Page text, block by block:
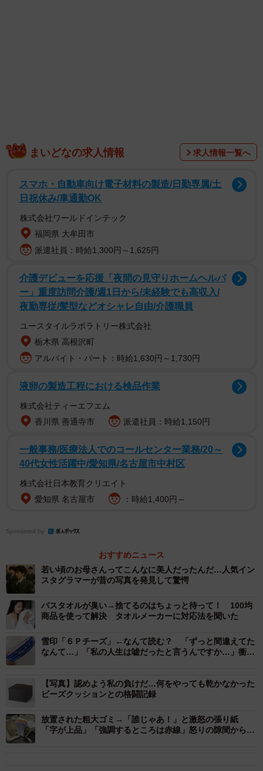
サラッと乾きそうですが、実際はどうなのでしょう。無印
良品で買ったビーズクッションが10日経っても乾かず、
「家中が臭くなった」と投稿したみのむしまろ
（@minomushimaro）さんと、無印良品に聞きました。
米の磨ぎ汁みたいのがでてくる
でてくる
透明にならない
ぬるぬるする
あとでかい pic.twitter.com/UjdNVgZyZc
どれだけ乾かしても奥がジワァッと冷たい
2/6
まいどなの求人情報 求人情報一覧へ
スマホ・自動車向け電子材料の製造/日勤専属/土
日祝休み/車通勤OK
株式会社ワールドインテック
福岡県 大牟田市
派遣社員：時給1,300円～1,625円
介護デビューを応援「夜間の見守りホームヘルパ
ー」重度訪問介護/週1日から/未経験でも高収入/
夜勤専従/髪型などオシャレ自由/介護職員
ユースタイルラボラトリー株式会社
栃木県 高根沢町
アルバイト・パート：時給1,630円～1,730円
液卵の製造工程における検品作業
株式会社ティーエフエム
香川県 善通寺市
派遣社員：時給1,150円
一般事務/医療法人でのコールセンター業務/20～
40代女性活躍中/愛知県/名古屋市中村区
株式会社日本教育クリエイト
愛知県 名古屋市
：時給1,400円～
Sponsored by
おすすめニュース
若い頃のお母さんってこんなに美人だったんだ…人気イン
スタグラマーが昔の写真を発見して驚愕
バスタオルが臭い→捨てるのはちょっと待って！ 100均
商品を使って解決 タオルメーカーに対応法を聞いた
雪印「６Ｐチーズ」←なんて読む？ 「ずっと間違えてた
なんて…」「私の人生は嘘だったと言うんですか…」衝撃
【写真】認めよう私の負けだ…何をやっても乾かなかった
ビーズクッションとの格闘記録
放置された粗大ゴミ→「誰じゃあ！」と激怒の張り紙
「字が上品」「強調するところは赤線」怒りの隙間からあ